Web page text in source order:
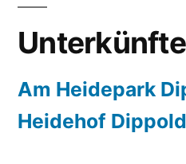
Unterkünfte
Am Heidepark
Heidehof